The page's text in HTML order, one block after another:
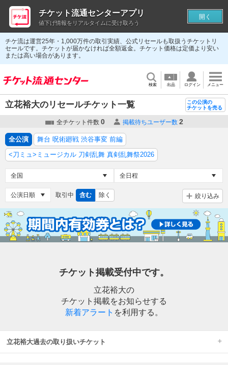
チケ流は運営25年・1,000万件の取引実績、公式リセールも取扱うチケットリ
セールです。チケットが届かなければ全額返金。チケット価格は定価より安い
または高い場合があります。
検索 出品 ログイン メニュー
立花裕大のリセールチケット一覧
この公演の
チケットを売る
全チケット件数 0 掲載待ちユーザー数 2
全公演
舞台 呪術廻戦 渋谷事変 前編
<刀ミュ>ミュージカル 刀剣乱舞 真剣乱舞祭2026
取引中 含む 除く 絞り込み
チケット掲載受付中です。
立花裕大の
チケット掲載をお知らせする
新着アラート を利用する。
立花裕大過去の取り扱いチケット
チケット流通センターアプリ
値下げ情報をリアルタイムに受け取ろう
開く